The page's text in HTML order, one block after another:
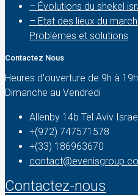
– Évolutions du shekel
– Etat des lieux du
Problèmes et solutions
Contactez Nous
Heures d'ouverture de 9h à 19h
Dimanche au Vendredi
Allenby 14b Tel Aviv
+(972) 747571578
+(33) 186963670
Contactez-nous